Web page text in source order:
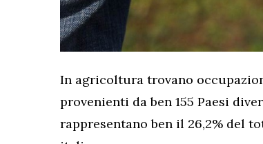
In agricoltura trovano
provenienti da ben 155 Paesi
rappresentano ben il 26,2% del